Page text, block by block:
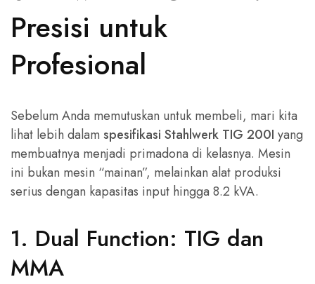
Presisi untuk
Profesional
Sebelum Anda memutuskan untuk membeli, mari kita
lihat lebih dalam spesifikasi Stahlwerk TIG 200I yang
membuatnya menjadi primadona di kelasnya. Mesin
ini bukan mesin “mainan”, melainkan alat produksi
serius dengan kapasitas input hingga 8.2 kVA.
1. Dual Function: TIG dan
MMA